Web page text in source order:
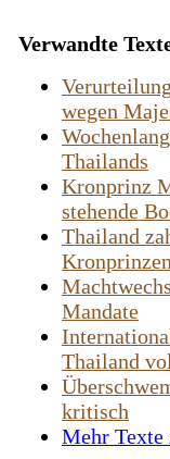
Verwandte
wegen
Thailands
Kronprinz
stehende
Thailand
Mandate
Thailand
kritisch
Mehr Texte